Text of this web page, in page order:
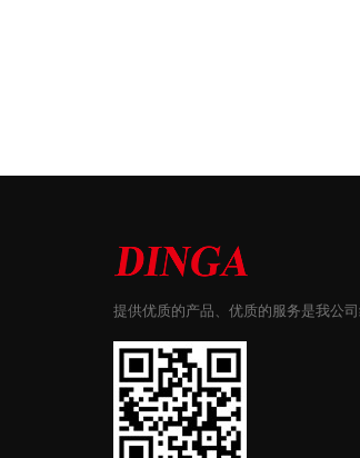
提供优质的产品、优质的服务是我公司